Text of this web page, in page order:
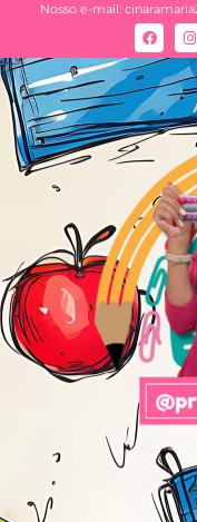
Nosso e-mail: